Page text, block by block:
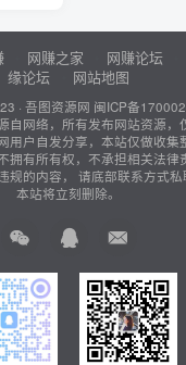
网赚之家 网赚论坛
缘论坛
网站地图
· 吾图资源网 闽ICP备
自网络，所有发布网站资源，
用户自发分享，本站仅做收集
拥有所有权，不承担相关法律
规的内容， 请底部联系方式私
本站将立刻删除。